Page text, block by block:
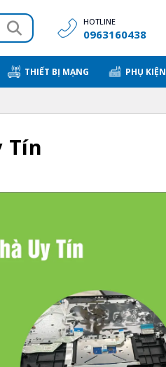
HOTLINE
0963160438
THIẾT BỊ MẠNG PHỤ KIỆN
Tín